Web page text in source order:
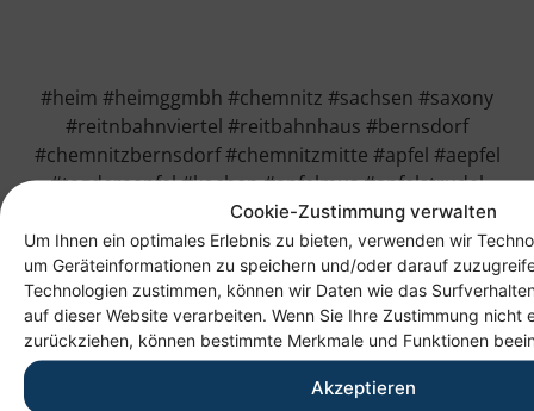
Cookie-Zustimmung verwalten
Um Ihnen ein optimales Erlebnis zu bieten, verwenden wir
um Geräteinformationen zu speichern und/oder darauf
Technologien zustimmen, können wir Daten wie das
auf dieser Website verarbeiten. Wenn Sie Ihre Zustimmung nicht
zurückziehen, können bestimmte Merkmale und Funktionen
Akzeptieren
#heim #heimggmbh #chemnitz #sachsen #saxony
#reitnbahnviertel #reitbahnhaus #bernsdorf
#chemnitzbernsdorf #chemnitzmitte #apfel #aepfel
#tagderaepfel #kochen #apfelmus #apfelstrudel
#kuechenarbeit #tagesgestaltung #tagesstruktur
#ostern #gemeinsam #sozial #engagiert